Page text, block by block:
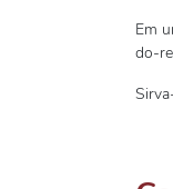
Em
do-